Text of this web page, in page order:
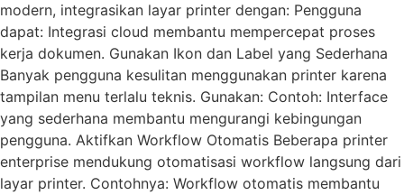
modern, integrasikan layar printer dengan: Pengguna
dapat: Integrasi cloud membantu mempercepat proses
kerja dokumen. Gunakan Ikon dan Label yang Sederhana
Banyak pengguna kesulitan menggunakan printer karena
tampilan menu terlalu teknis. Gunakan: Contoh: Interface
yang sederhana membantu mengurangi kebingungan
pengguna. Aktifkan Workflow Otomatis Beberapa printer
enterprise mendukung otomatisasi workflow langsung dari
layar printer. Contohnya: Workflow otomatis membantu